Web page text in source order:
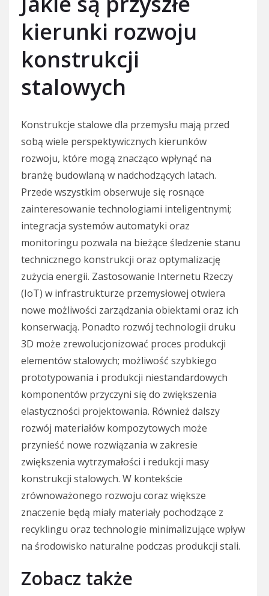
kierunki rozwoju
konstrukcji
stalowych
Konstrukcje stalowe dla przemysłu mają przed
sobą wiele perspektywicznych kierunków
rozwoju, które mogą znacząco wpłynąć na
branżę budowlaną w nadchodzących latach.
Przede wszystkim obserwuje się rosnące
zainteresowanie technologiami inteligentnymi;
integracja systemów automatyki oraz
monitoringu pozwala na bieżące śledzenie stanu
technicznego konstrukcji oraz optymalizację
zużycia energii. Zastosowanie Internetu Rzeczy
(IoT) w infrastrukturze przemysłowej otwiera
nowe możliwości zarządzania obiektami oraz ich
konserwacją. Ponadto rozwój technologii druku
3D może zrewolucjonizować proces produkcji
elementów stalowych; możliwość szybkiego
prototypowania i produkcji niestandardowych
komponentów przyczyni się do zwiększenia
elastyczności projektowania. Również dalszy
rozwój materiałów kompozytowych może
przynieść nowe rozwiązania w zakresie
zwiększenia wytrzymałości i redukcji masy
konstrukcji stalowych. W kontekście
zrównoważonego rozwoju coraz większe
znaczenie będą miały materiały pochodzące z
recyklingu oraz technologie minimalizujące wpływ
na środowisko naturalne podczas produkcji stali.
Zobacz także